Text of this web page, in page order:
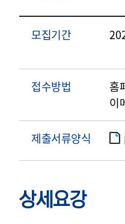
모집기간
접수방법 홈
이
제출서류양식
상세요강